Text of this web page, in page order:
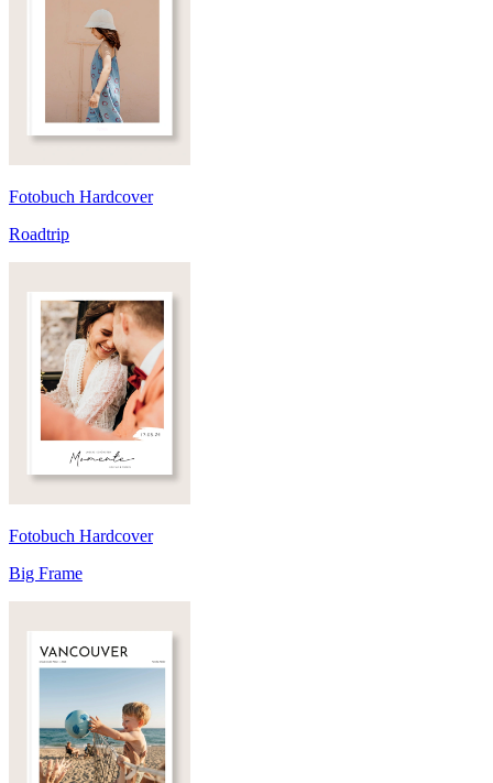
Fotobuch Hardcover
Roadtrip
Fotobuch Hardcover
Big Frame